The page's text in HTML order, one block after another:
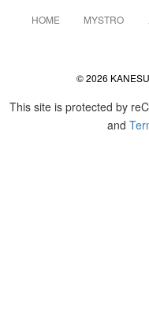
HOME MYSTRO
© 2026
This site is protected by
and